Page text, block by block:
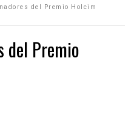
del Premio Holcim
del Premio